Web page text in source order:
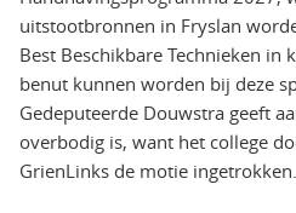
uitstootbronnen in Fryslan
Best Beschikbare Technieken in
benut kunnen worden bij deze
Gedeputeerde Douwstra geeft
overbodig is, want het college
GrienLinks de motie ingetrokken.